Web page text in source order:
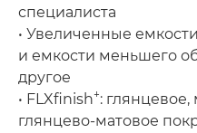
специалиста
• Увеличенные
и емкости меньшего
другое
• FLXﬁnish+:
глянцево-матовое